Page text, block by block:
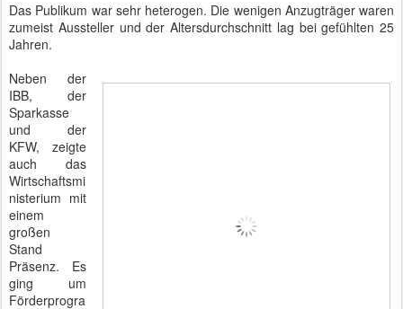
Das Publikum war sehr heterogen. Die wenigen Anzugträger waren
zumeist Aussteller und der Altersdurchschnitt lag bei gefühlten 25
Jahren.
Neben der
IBB, der
Sparkasse
und der
KFW, zeigte
auch das
Wirtschaftsmi
nisterium mit
einem
großen
Stand
Präsenz. Es
ging um
Förderprogra